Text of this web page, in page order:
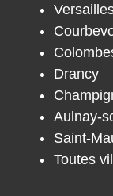
Drancy
Aulnay-
Saint-
Toutes